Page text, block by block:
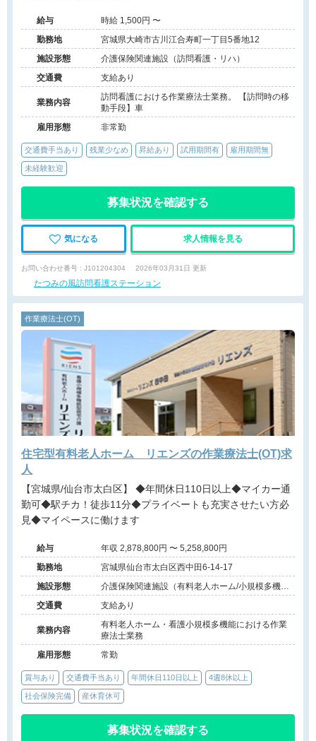
給与
時給 1,500円 〜
勤務地
宮城県大崎市古川江合寿町一丁目5番地12
施設形態
介護保険関連施設（訪問看護・リハ）
交通費
支給あり
業務内容
訪問看護における作業療法士業務。 【訪問時の移
動手段】車
雇用形態
非常勤
交通費手当あり 残業少なめ 昇給あり 試用期間有 雇用期間無
未経験歓迎
募集状況を確認する
気になる 求人情報を見る
お問い合わせ番号 : J101204304 2026年03月31日 更新
たつみの風訪問看護ステーション
作業療法士(OT)
住宅型有料老人ホーム リエンズの作業療法士(OT)求
人
【宮城県/仙台市太白区】 ◆年間休日110日以上◆マイカー通
勤可◆駅チカ！徒歩11分◆プライベートも充実させたい方必
見◆マイペースに働けます
給与
年収 2,878,800円 〜 5,258,800円
勤務地
宮城県仙台市太白区西中田6-14-17
施設形態
介護保険関連施設（有料老人ホーム/小規模多機
能）
交通費 支給あり
業務内容
有料老人ホーム・看護小規模多機能における作業
療法士業務
雇用形態
常勤
賞与あり 交通費手当あり 年間休日110日以上 4週8休以上
社会保険完備 産休育休可
募集状況を確認する